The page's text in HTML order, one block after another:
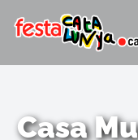
Casa